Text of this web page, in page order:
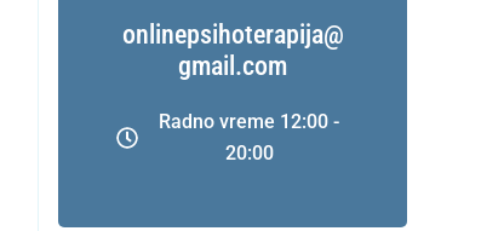
onlinepsihoterapija@
gmail.com
Radno vreme 12:00 -
20:00